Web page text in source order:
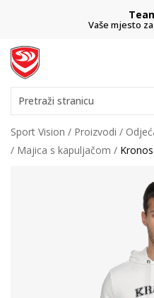
Vaše mjesto
Pretraži stranicu
Sport Vision Proizvodi
Majica s kapuljačom